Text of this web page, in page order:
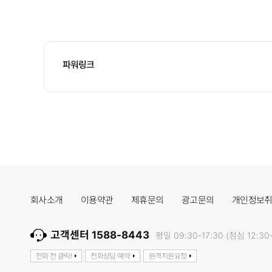
파워링크
회사소개 이용약관 제휴문의 광고문의 개인정보
고객센터 1588-8443 평일 09:30-17:30 (점심
전화 전 클릭! 전화상담 예약 원격지원요청